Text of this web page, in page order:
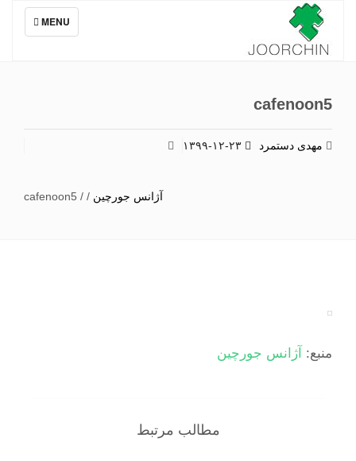
TOGGLE
NAVIGATION
MENU
cafenoon5
مهدی دستمرد
آژانس جورچین/
/
cafenoon5
منبع:آژانس جورچین
مطالب مرتبط